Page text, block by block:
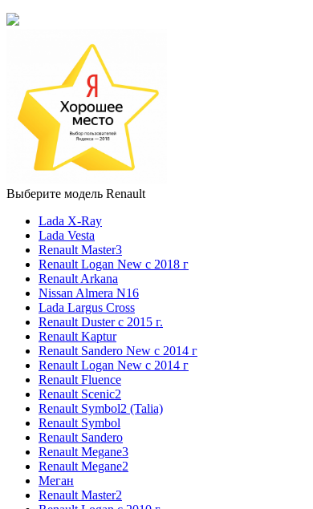
Выберите модель Renault
Lada X-Ray
Lada Vesta
Renault Master3
Renault Logan New с 2018 г
Renault Arkana
Nissan Almera N16
Lada Largus Cross
Renault Duster с 2015 г.
Renault Kaptur
Renault Sandero New с 2014 г
Renault Logan New с 2014 г
Renault Fluence
Renault Scenic2
Renault Symbol2 (Talia)
Renault Symbol
Renault Sandero
Renault Megane3
Renault Megane2
Меган
Renault Master2